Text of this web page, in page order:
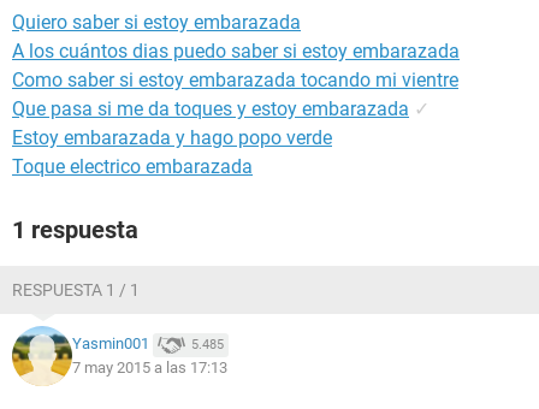
Quiero saber si estoy embarazada
A los cuántos dias puedo saber si estoy embarazada
Como saber si estoy embarazada tocando mi vientre
Que pasa si me da toques y estoy embarazada ✓
Estoy embarazada y hago popo verde
Toque electrico embarazada
1 respuesta
RESPUESTA 1 / 1
Yasmin001 5.485
7 may 2015 a las 17:13